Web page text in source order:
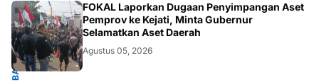
BANDARLAMPUNG
FOKAL Laporkan Dugaan Penyimpangan Aset
Pemprov ke Kejati, Minta Gubernur
Selamatkan Aset Daerah
Agustus 05, 2026